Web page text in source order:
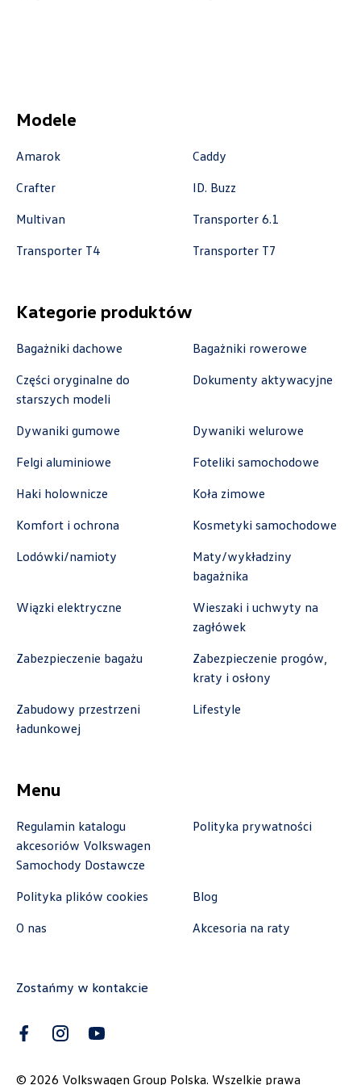
marcin.fujawa@vw.auto-gazda.pl
ul. Zakładowa 18, Kielce
Autoremo
+48 182 610 210
zamowienia@autoremo.pl
Autorud Stalowa Wola
Wola
k.cwik@autorudstw.pl
Autoweber Sp. z o. o.
czesci@autoweber.pl
Bednarek
czesci.vw@bednarek.com.pl
Benepol Szczecin
Modele
Amarok
Caddy
Crafter
ID. Buzz
Multivan
Transporter 6.1
Transporter T4
Transporter T7
Kategorie produktów
Bagażniki dachowe
Bagażniki rowerowe
Części oryginalne do
starszych modeli
Dokumenty aktywacyjne
Dywaniki gumowe
Dywaniki welurowe
Felgi aluminiowe
Foteliki samochodowe
Haki holownicze
Koła zimowe
Komfort i ochrona
Kosmetyki samochodowe
Lodówki/namioty
Maty/wykładziny
bagażnika
Wiązki elektryczne
Wieszaki i uchwyty na
zagłówek
Zabezpieczenie bagażu
Zabezpieczenie progów,
kraty i osłony
Zabudowy przestrzeni
ładunkowej
Lifestyle
Menu
Regulamin katalogu
akcesoriów Volkswagen
Samochody Dostawcze
Polityka prywatności
Polityka plików cookies
Blog
O nas
Akcesoria na raty
Zostańmy w kontakcie
© 2026 Volkswagen Group Polska. Wszelkie prawa